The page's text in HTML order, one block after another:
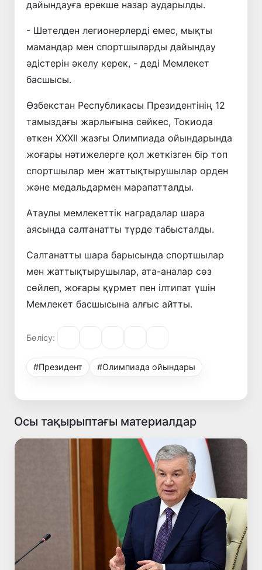
дайындауға ерекше назар аударылды.
- Шетелден легионерлерді емес, мықты
мамандар мен спортшыларды дайындау
әдістерін әкелу керек, - деді Мемлекет
басшысы.
Өзбекстан Республикасы Президентінің 12
тамыздағы жарлығына сәйкес, Токиода
өткен ХХХІІ жазғы Олимпиада ойындарында
жоғары нәтижелерге қол жеткізген бір топ
спортшылар мен жаттықтырушылар орден
және медальдармен марапатталды.
Атаулы мемлекеттік наградалар шара
аясында салтанатты түрде табысталды.
Салтанатты шара барысында спортшылар
мен жаттықтырушылар, ата-аналар сөз
сөйлеп, жоғары құрмет пен ілтипат үшін
Мемлекет басшысына алғыс айтты.
Бөлісу:
#Президент #Олимпиада ойындары
Осы тақырыптағы материалдар